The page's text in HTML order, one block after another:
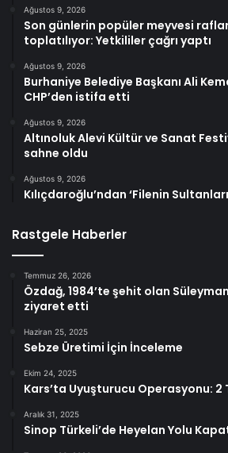
Ağustos 9, 2026
Son günlerin popüler meyvesi
toplatılıyor: Yetkililer çağrı yaptı
Ağustos 9, 2026
Burhaniye Belediye Başkanı Ali
CHP’den istifa etti
Ağustos 9, 2026
Altınoluk Alevi Kültür ve Sanat
sahne oldu
Ağustos 9, 2026
Kılıçdaroğlu’ndan ‘Filenin
Rastgele Haberler
Temmuz 26, 2026
Özdağ, 1984’te şehit olan Süleyman
ziyaret etti
Haziran 25, 2025
Sebze Üretimi İçin İnceleme
Ekim 24, 2025
Kars’ta Uyuşturucu Operasyonu:
Aralık 31, 2025
Sinop Türkeli’de Heyelan Yolu